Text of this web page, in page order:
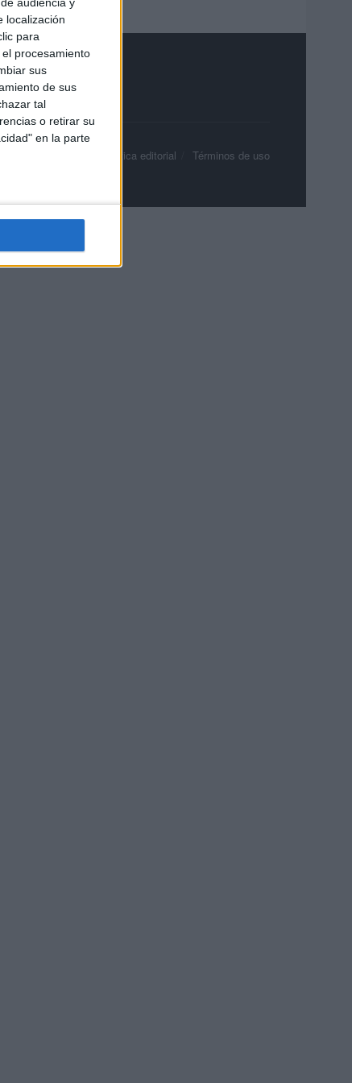
audiencia y
localización
para
procesamiento
sus
de sus
tal
o retirar su
en la parte
Política editorial Términos de uso